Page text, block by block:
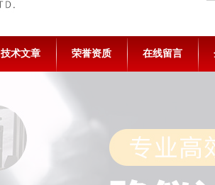
技术文章 荣誉资质 在线留言